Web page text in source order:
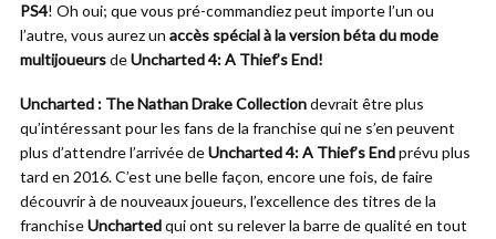
PS4! Oh oui; que vous pré-commandiez peut importe l’un ou
l’autre, vous aurez un accès spécial à la version béta du mode
multijoueursdeUncharted 4: A Thief’s End!
Uncharted : The Nathan Drake Collectiondevrait être plus
qu’intéressant pour les fans de la franchise qui ne s’en peuvent
plus d’attendre l’arrivée deUncharted 4: A Thief’s Endprévu plus
tard en 2016. C’est une belle façon, encore une fois, de faire
découvrir à de nouveaux joueurs, l’excellence des titres de la
franchiseUnchartedqui ont su relever la barre de qualité en tout